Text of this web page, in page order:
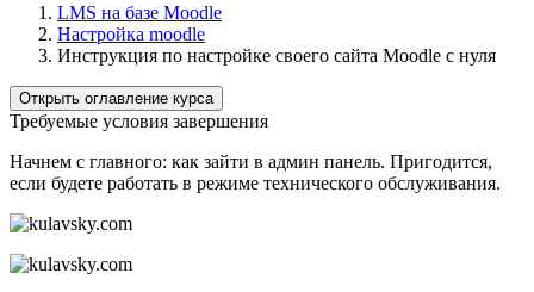
LMS на базе Moodle
Настройка moodle
Инструкция по настройке своего сайта Moodle с нуля
Открыть оглавление курса
Требуемые условия завершения
Начнем с главного: как зайти в админ панель. Пригодится,
если будете работать в режиме технического обслуживания.